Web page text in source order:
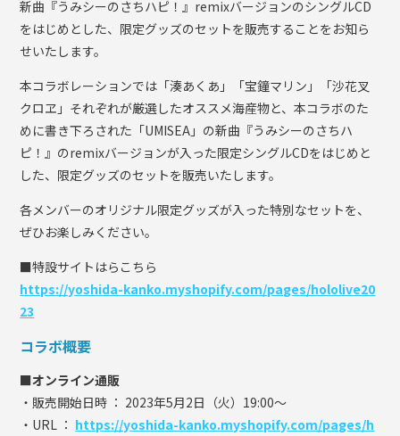
新曲『うみシーのさちハピ！』remixバージョンのシングルCD
をはじめとした、限定グッズのセットを販売することをお知ら
せいたします。
本コラボレーションでは「湊あくあ」「宝鐘マリン」「沙花叉
クロヱ」それぞれが厳選したオススメ海産物と、本コラボのた
めに書き下ろされた「UMISEA」の新曲『うみシーのさちハ
ピ！』のremixバージョンが入った限定シングルCDをはじめと
した、限定グッズのセットを販売いたします。
各メンバーのオリジナル限定グッズが入った特別なセットを、
ぜひお楽しみください。
■特設サイトはらこちら
https://yoshida-kanko.myshopify.com/pages/hololive20
23
コラボ概要
■オンライン通販
・販売開始日時 ： 2023年5月2日（火）19:00〜
・URL ： https://yoshida-kanko.myshopify.com/pages/h